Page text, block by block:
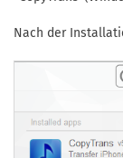
Nach der